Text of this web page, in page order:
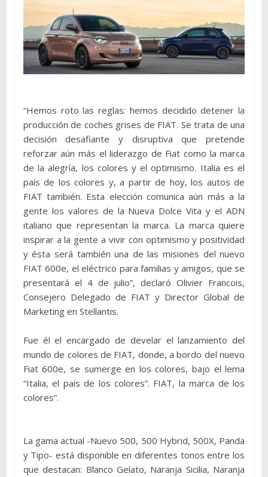
“Hemos roto las reglas: hemos decidido detener la
producción de coches grises de FIAT. Se trata de una
decisión desafiante y disruptiva que pretende
reforzar aún más el liderazgo de Fiat como la marca
de la alegría, los colores y el optimismo. Italia es el
país de los colores y, a partir de hoy, los autos de
FIAT también. Esta elección comunica aún más a la
gente los valores de la Nueva Dolce Vita y el ADN
italiano que representan la marca. La marca quiere
inspirar a la gente a vivir con optimismo y positividad
y ésta será también una de las misiones del nuevo
FIAT 600e, el eléctrico para familias y amigos, que se
presentará el 4 de julio”, declaró Olivier Francois,
Consejero Delegado de FIAT y Director Global de
Marketing en Stellantis.
Fue él el encargado de develar el lanzamiento del
mundo de colores de FIAT, donde, a bordo del nuevo
Fiat 600e, se sumerge en los colores, bajo el lema
“Italia, el país de los colores”. FIAT, la marca de los
colores”.
La gama actual -Nuevo 500, 500 Hybrid, 500X, Panda
y Tipo- está disponible en diferentes tonos entre los
que destacan: Blanco Gelato, Naranja Sicilia, Naranja